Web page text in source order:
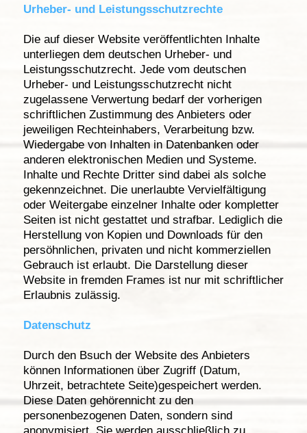
Urheber- und Leistungsschutzrechte
Die auf dieser Website veröffentlichten Inhalte
unterliegen dem deutschen Urheber- und
Leistungsschutzrecht. Jede vom deutschen
Urheber- und Leistungsschutzrecht nicht
zugelassene Verwertung bedarf der vorherigen
schriftlichen Zustimmung des Anbieters oder
jeweiligen Rechteinhabers, Verarbeitung bzw.
Wiedergabe von Inhalten in Datenbanken oder
anderen elektronischen Medien und Systeme.
Inhalte und Rechte Dritter sind dabei als solche
gekennzeichnet. Die unerlaubte Vervielfältigung
oder Weitergabe einzelner Inhalte oder kompletter
Seiten ist nicht gestattet und strafbar. Lediglich die
Herstellung von Kopien und Downloads für den
persöhnlichen, privaten und nicht kommerziellen
Gebrauch ist erlaubt. Die Darstellung dieser
Website in fremden Frames ist nur mit schriftlicher
Erlaubnis zulässig.
Datenschutz
Durch den Bsuch der Website des Anbieters
können Informationen über Zugriff (Datum,
Uhrzeit, betrachtete Seite)gespeichert werden.
Diese Daten gehörennicht zu den
personenbezogenen Daten, sondern sind